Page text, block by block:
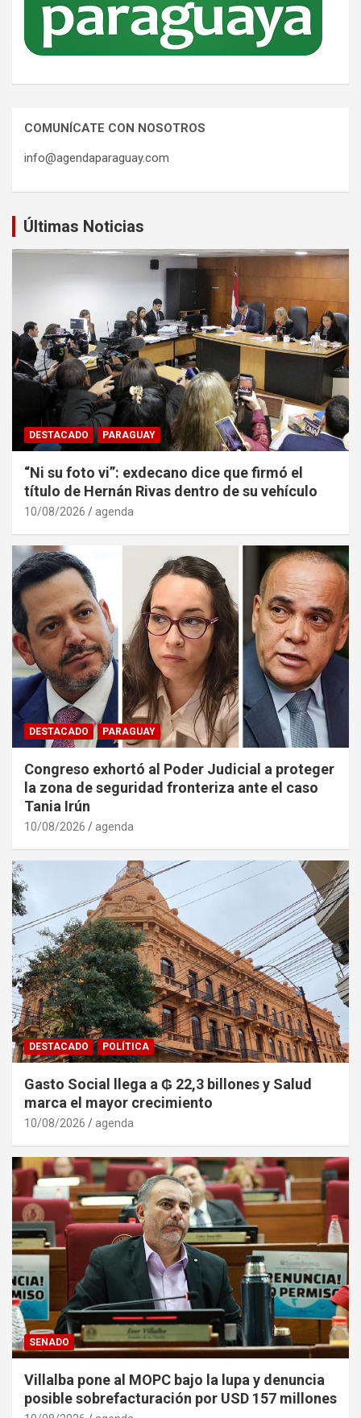
COMUNÍCATE CON NOSOTROS
info@agendaparaguay.com
Últimas Noticias
DESTACADO PARAGUAY
“Ni su foto vi”: exdecano dice que firmó el
título de Hernán Rivas dentro de su vehículo
10/08/2026 agenda
DESTACADO PARAGUAY
Congreso exhortó al Poder Judicial a proteger
la zona de seguridad fronteriza ante el caso
Tania Irún
10/08/2026 agenda
DESTACADO POLÍTICA
Gasto Social llega a ₲ 22,3 billones y Salud
marca el mayor crecimiento
10/08/2026 agenda
SENADO
Villalba pone al MOPC bajo la lupa y denuncia
posible sobrefacturación por USD 157 millones